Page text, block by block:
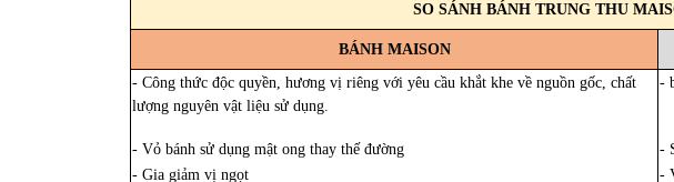
SO SÁNH BÁNH TRUNG THU
BÁNH MAISON
- Công thức độc quyền, hương vị riêng với yêu cầu khắt khe về nguồn gốc, chất
lượng nguyên vật liệu sử dụng.
-
- Vỏ bánh sử dụng mật ong thay thế đường
-
- Gia giảm vị ngọt
-